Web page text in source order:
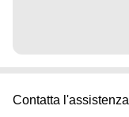
Contatta l'assistenza